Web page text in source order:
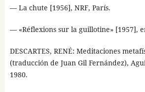
— La chute [1956], NRF, París.
— «Réflexions sur la guillotine» [1957],
DESCARTES, RENÉ: Meditaciones
(traducción de Juan Gil Fernández),
1980.